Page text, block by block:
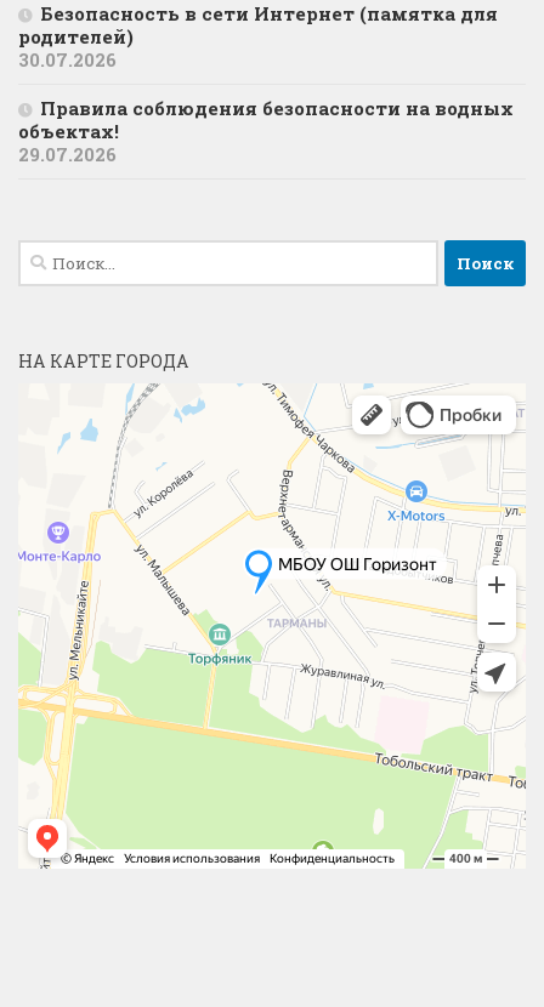
Безопасность в сети Интернет (памятка для
родителей)
30.07.2026
Правила соблюдения безопасности на водных
объектах!
29.07.2026
Найти:
НА КАРТЕ ГОРОДА